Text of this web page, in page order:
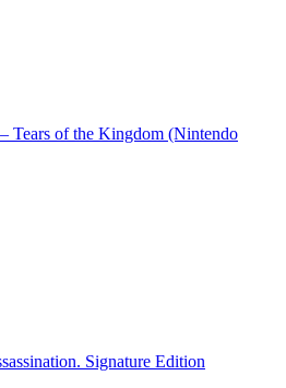
Tears of the Kingdom (Nintendo
Signature Edition